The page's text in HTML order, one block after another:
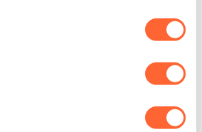
belangrijke stap
de wijk Wiarda in
Leeuwarden Zuid.